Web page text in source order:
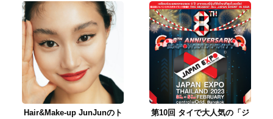
Hair&Make-up JunJunのト
第10回 タイで大人気の「ジ